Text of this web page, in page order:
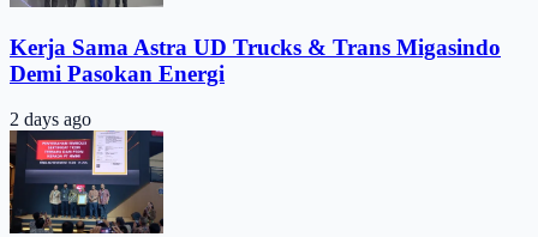
Kerja Sama Astra UD Trucks & Trans Migasindo
Demi Pasokan Energi
2 days ago